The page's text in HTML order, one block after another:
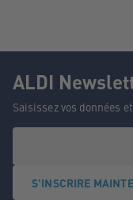
ALDI
Saisissez vos données
S'INSCRIRE